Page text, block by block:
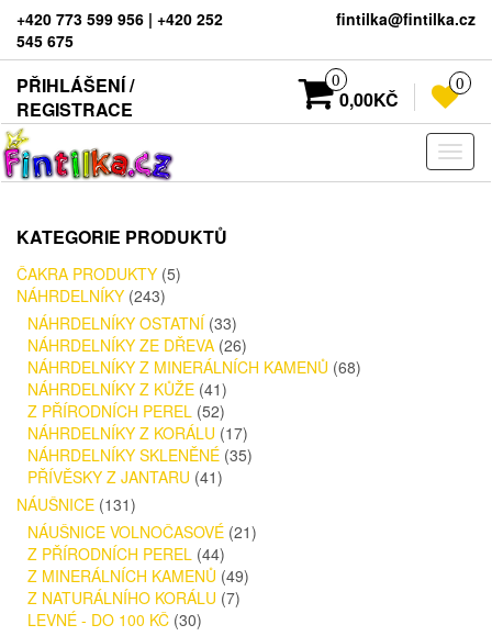
+420 773 599 956 | +420 252
545 675
fintilka@fintilka.cz
PŘIHLÁŠENÍ /
REGISTRACE
0
0,00KČ
0
KATEGORIE PRODUKTŮ
ČAKRA PRODUKTY (5)
NÁHRDELNÍKY (243)
NÁHRDELNÍKY OSTATNÍ (33)
NÁHRDELNÍKY ZE DŘEVA (26)
NÁHRDELNÍKY Z MINERÁLNÍCH KAMENŮ (68)
NÁHRDELNÍKY Z KŮŽE (41)
Z PŘÍRODNÍCH PEREL (52)
NÁHRDELNÍKY Z KORÁLU (17)
NÁHRDELNÍKY SKLENĚNÉ (35)
PŘÍVĚSKY Z JANTARU (41)
NÁUŠNICE (131)
NÁUŠNICE VOLNOČASOVÉ (21)
Z PŘÍRODNÍCH PEREL (44)
Z MINERÁLNÍCH KAMENŮ (49)
Z NATURÁLNÍHO KORÁLU (7)
LEVNÉ - DO 100 KČ (30)